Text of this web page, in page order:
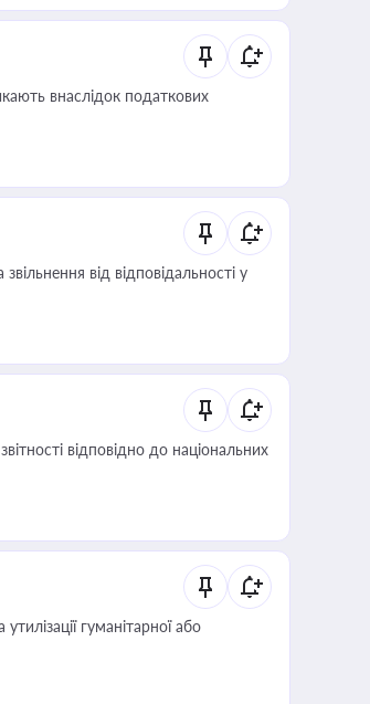
внаслідок податкових
від відповідальності у
відповідно до національних
гуманітарної або